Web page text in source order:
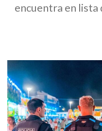
encuentra en lista